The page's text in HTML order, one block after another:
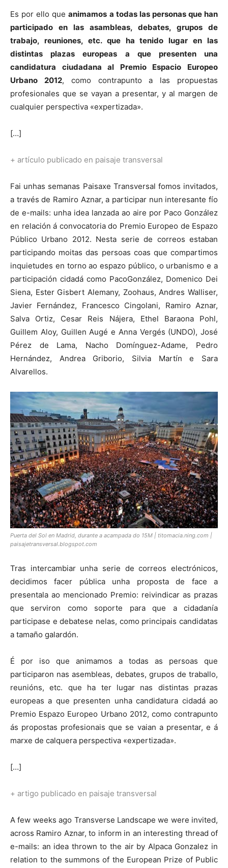
Es por ello queanimamos a todas las personas que han
participado en las asambleas, debates, grupos de
trabajo, reuniones, etc. que ha tenido lugar en las
distintas plazas europeas a que presenten una
candidatura ciudadana al Premio Espacio Europeo
Urbano 2012, como contrapunto a las propuestas
profesionales que se vayan a presentar, y al margen de
cualquier perspectiva «expertizada».
[…]
+ artículo publicado en paisaje transversal
Fai unhas semanas Paisaxe Transversal fomos invitados,
a través de Ramiro Aznar, a participar nun interesante fío
de e-mails: unha idea lanzada ao aire por Paco González
en relación á convocatoria do Premio Europeo de Espazo
Público Urbano 2012. Nesta serie de correos estaban
participando moitas das persoas coas que compartimos
inquietudes en torno ao espazo público, o urbanismo e a
participación cidadá como PacoGonzález, Domenico Dei
Siena, Ester Gisbert Alemany, Zoohaus, Andres Walliser,
Javier Fernández, Francesco Cingolani, Ramiro Aznar,
Salva Ortiz, Cesar Reis Nájera, Ethel Baraona Pohl,
Guillem Aloy, Guillen Augé e Anna Vergés (UNDO), José
Pérez de Lama, Nacho Domínguez-Adame, Pedro
Hernández, Andrea Griborio, Silvia Martín e Sara
Alvarellos.
Puerta del Sol en Madrid, durante a acampada do 15M | titomacia.ning.com |
paisajetransversal.blogspot.com
Tras intercambiar unha serie de correos electrónicos,
decidimos facer pública unha proposta de face a
presentala ao mencionado Premio: reivindicar as prazas
que serviron como soporte para que a cidadanía
participase e debatese nelas, como principais candidatas
a tamaño galardón.
É por iso que animamos a todas as persoas que
participaron nas asembleas, debates, grupos de traballo,
reunións, etc. que ha ter lugar nas distintas prazas
europeas a que presenten unha candidatura cidadá ao
Premio Espazo Europeo Urbano 2012, como contrapunto
ás propostas profesionais que se vaian a presentar, e á
marxe de calquera perspectiva «expertizada».
[…]
+ artigo publicado en paisaje transversal
A few weeks ago Transverse Landscape we were invited,
across Ramiro Aznar, to inform in an interesting thread of
e-mails: an idea thrown to the air by Alpaca Gonzalez in
relation to the summons of the European Prize of Public